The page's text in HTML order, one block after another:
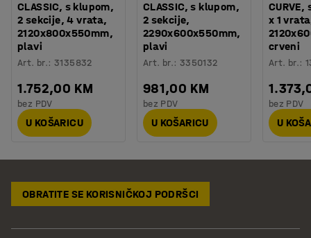
CLASSIC, s klupom,
2 sekcije, 4 vrata,
2120x800x550mm,
plavi
Art. br.:3135832
1.752,00 KM
bez PDV
U KOŠARICU
CLASSIC, s klupom,
2 sekcije,
2290x600x550mm,
plavi
Art. br.: 3350132
981,00 KM
bez PDV
U KOŠARICU
x 1
crveni
Art. br.:
bez PDV
U
OBRATITE SE KORISNIČKOJ PODRŠCI